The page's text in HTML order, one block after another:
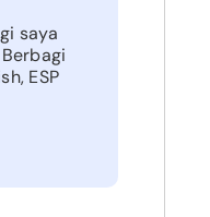
saya
ESP